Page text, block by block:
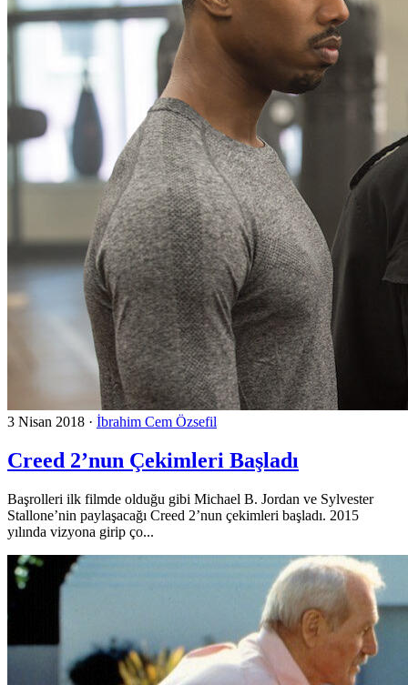
3 Nisan 2018 · İbrahim Cem Özsefil
Creed 2’nun Çekimleri Başladı
Başrolleri ilk filmde olduğu gibi Michael B. Jordan ve Sylvester
Stallone’nin paylaşacağı Creed 2’nun çekimleri başladı. 2015
yılında vizyona girip ço...